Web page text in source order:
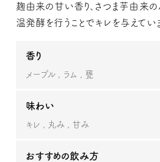
麹由来の甘い香り、さつま芋由来の
温発酵を行うことでキレを与えていま
香り
メープル ラム 甕
味わい
キレ 丸み 甘み
おすすめの飲み方